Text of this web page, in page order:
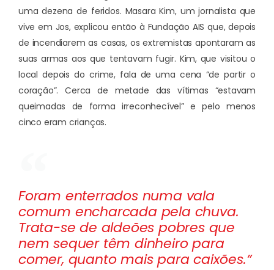
uma dezena de feridos. Masara Kim, um jornalista que
vive em Jos, explicou então à Fundação AIS que, depois
de incendiarem as casas, os extremistas apontaram as
suas armas aos que tentavam fugir. Kim, que visitou o
local depois do crime, fala de uma cena “de partir o
coração”. Cerca de metade das vítimas “estavam
queimadas de forma irreconhecível” e pelo menos
cinco eram crianças.
Foram enterrados numa vala
comum encharcada pela chuva.
Trata-se de aldeões pobres que
nem sequer têm dinheiro para
comer, quanto mais para caixões.”